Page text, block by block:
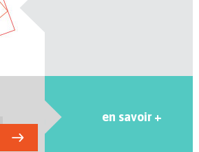
en savoir +